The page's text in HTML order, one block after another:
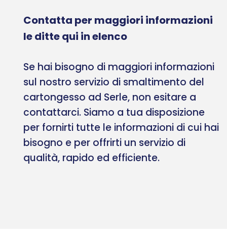
Contatta per maggiori informazioni
le ditte qui in elenco
Se hai bisogno di maggiori informazioni
sul nostro servizio di smaltimento del
cartongesso ad Serle, non esitare a
contattarci. Siamo a tua disposizione
per fornirti tutte le informazioni di cui hai
bisogno e per offrirti un servizio di
qualità, rapido ed efficiente.